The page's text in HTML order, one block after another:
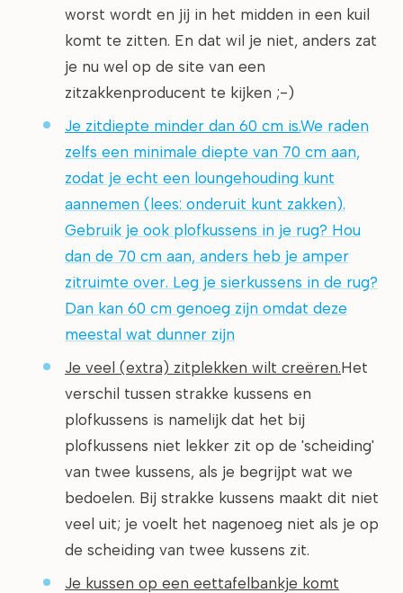
worst wordt en jij in het midden in een kuil
komt te zitten. En dat wil je niet, anders zat
je nu wel op de site van een
zitzakkenproducent te kijken ;-)
Je zitdiepte minder dan 60 cm is.We raden
zelfs een minimale diepte van 70 cm aan,
zodat je echt een loungehouding kunt
aannemen (lees: onderuit kunt zakken).
Gebruik je ook plofkussens in je rug? Hou
dan de 70 cm aan, anders heb je amper
zitruimte over. Leg je sierkussens in de rug?
Dan kan 60 cm genoeg zijn omdat deze
meestal wat dunner zijn
Je veel (extra) zitplekken wilt creëren.Het
verschil tussen strakke kussens en
plofkussens is namelijk dat het bij
plofkussens niet lekker zit op de 'scheiding'
van twee kussens, als je begrijpt wat we
bedoelen. Bij strakke kussens maakt dit niet
veel uit; je voelt het nagenoeg niet als je op
de scheiding van twee kussens zit.
Je kussen op een eettafelbankje komt